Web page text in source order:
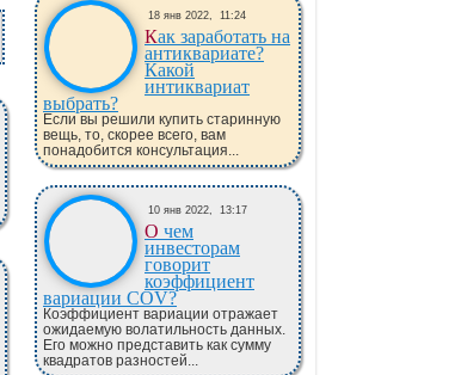
18 янв 2022, 11:24
Как заработать на
антиквариате?
Какой
интиквариат
выбрать?
Если вы решили купить старинную
вещь, то, скорее всего, вам
понадобится консультация...
10 янв 2022, 13:17
О чем
инвесторам
говорит
коэффициент
вариации COV?
Коэффициент вариации отражает
ожидаемую волатильность данных.
Его можно представить как сумму
квадратов разностей...